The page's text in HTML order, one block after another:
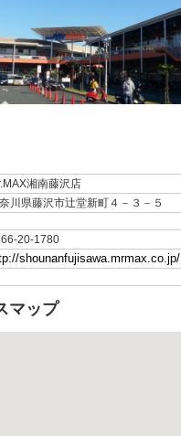
湘南藤沢店
川県藤沢市辻堂新町４－３－５
20-1780
shounanfujisawa.mrmax.co.jp/
マップ